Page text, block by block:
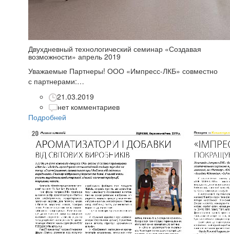
Двухдневный технологический семинар «Создавая
возможности» апрель 2019
Уважаемые Партнеры! ООО «Импресс-ЛКБ» совместно
с партнерами:…
21.03.2019
нет комментариев
Подробней